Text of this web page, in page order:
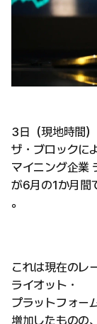
3日（現地時間
ザ・ブロックに
マイニング企業
が6月の1か月間
。
これは現在のレ
ライオット・
プラットフォー
増加したものの